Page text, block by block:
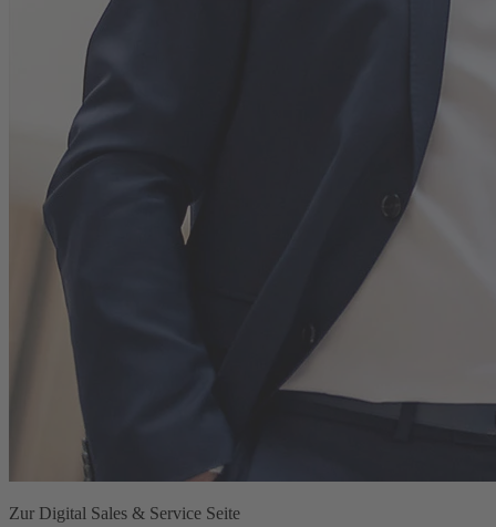
Zur Digital Sales & Service Seite